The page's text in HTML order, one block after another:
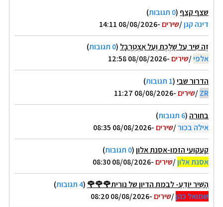
שצף קצף (0 תגובות
)
דינה קגן/שירים -08/08/2026 14:11
זֶה שִׁיר עַל שַׁלֶּכֶת וְעַל אִצְטְרֻבָּל (0 תגובות
)
אלפי/שירים -08/08/2026 12:58
הדרור שבי(1 תגובות
)
ZR
/שירים -08/08/2026 11:27
בחורה (6 תגובות
)
אילה בכור/שירים -08/08/2026 08:35
קעקועי הזמו-אסנת אלון(0 תגובות
)
אסנת אלון/שירים -08/08/2026 08:30
הַשִּׁיר יוֹדֵעַ- לבמת הדיון של נורית🌹🌹🌹 (4 תגובות
)
שמואל כהן/שירים -08/08/2026 08:20